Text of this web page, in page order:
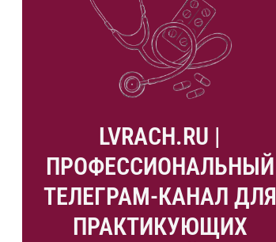
LVRACH.RU |
ПРОФЕССИОНАЛЬНЫЙ
ТЕЛЕГРАМ-КАНАЛ ДЛЯ
ПРАКТИКУЮЩИХ